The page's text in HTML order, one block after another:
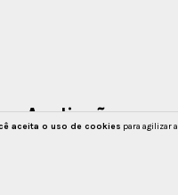
aceita o uso de cookies para agilizar a
Avaliações